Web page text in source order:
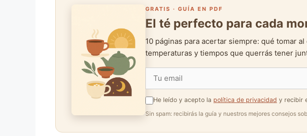
GRATIS · GUÍA EN PDF
El té perfecto para cada
10 páginas para acertar siempre: qué tomar
temperaturas y tiempos que querrás tener
He leído y acepto la política de privacidad y recibir
Sin spam: recibirás la guía y nuestros mejores consejos